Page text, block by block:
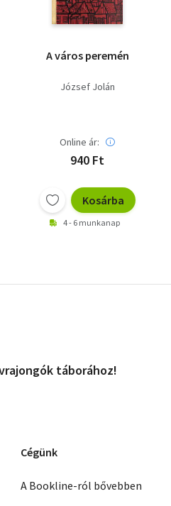
A város peremén
József Jolán
Online ár:
940 Ft
Kosárba
4 - 6 munkanap
táborához!
Cégünk
A Bookline-ról bővebben